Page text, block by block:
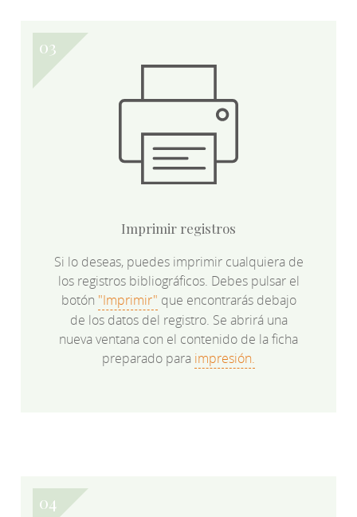
Imprimir registros
Si lo deseas, puedes imprimir cualquiera de
los registros bibliográficos. Debes pulsar el
botón "Imprimir" que encontrarás debajo
de los datos del registro. Se abrirá una
nueva ventana con el contenido de la ficha
preparado para impresión.